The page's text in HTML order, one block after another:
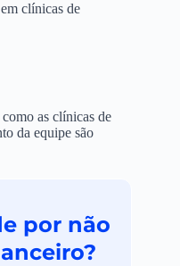
clínicas de
as clínicas de
da equipe são
por não